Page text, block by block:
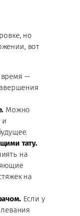
но
вот
—
Можно
и
тату.
на
на
Если у